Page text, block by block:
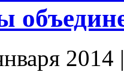
2014